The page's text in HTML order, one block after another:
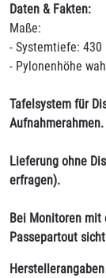
Daten & Fakten:
Maße:
- Systemtiefe: 430
- Pylonenhöhe
Tafelsystem für
Aufnahmerahmen.
Lieferung ohne
erfragen).
Bei Monitoren mit
Passepartout
Herstellerangaben